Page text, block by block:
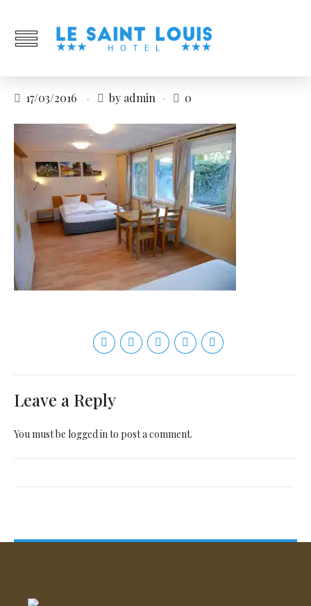
17/03/2016 by admin 0
Leave a Reply
You must be logged into post a comment.